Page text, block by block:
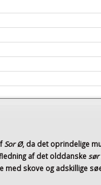
Sor Ø, da det oprindelige
af det olddanske sør
med skove og adskillige